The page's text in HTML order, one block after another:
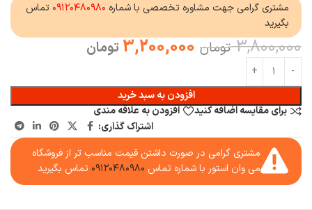
مشتری گرامی جهت مشاوره تخصصی با شماره ۰۹۱۲۰۴۸۰۹۸۰ تماس
بگیرید
3,800,000 تومان 3,200,000 تومان
افزودن به سبد خرید
برای مقایسه اضافه کنید
افزودن به علاقه مندی
اشتراک گذاری:
مشتری گرامی در صورت داشتن قیمت مناسب تر از فروشگاه
می وان استور با شماره تماس ۰۹۱۲۰۴۸۰۹۸۰ تماس بگیرید